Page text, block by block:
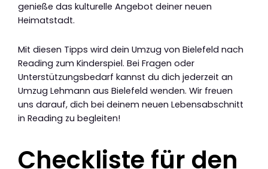
genieße das kulturelle Angebot deiner neuen
Heimatstadt.
Mit diesen Tipps wird dein Umzug von Bielefeld nach
Reading zum Kinderspiel. Bei Fragen oder
Unterstützungsbedarf kannst du dich jederzeit an
Umzug Lehmann aus Bielefeld wenden. Wir freuen
uns darauf, dich bei deinem neuen Lebensabschnitt
in Reading zu begleiten!
Checkliste für den